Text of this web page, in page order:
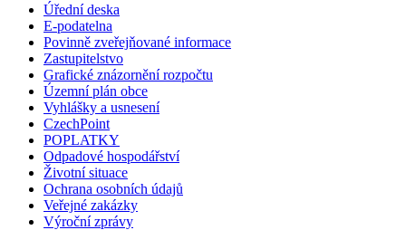
Úřední deska
E-podatelna
Povinně zveřejňované informace
Zastupitelstvo
Grafické znázornění rozpočtu
Územní plán obce
Vyhlášky a usnesení
CzechPoint
POPLATKY
Odpadové hospodářství
Životní situace
Ochrana osobních údajů
Veřejné zakázky
Výroční zprávy